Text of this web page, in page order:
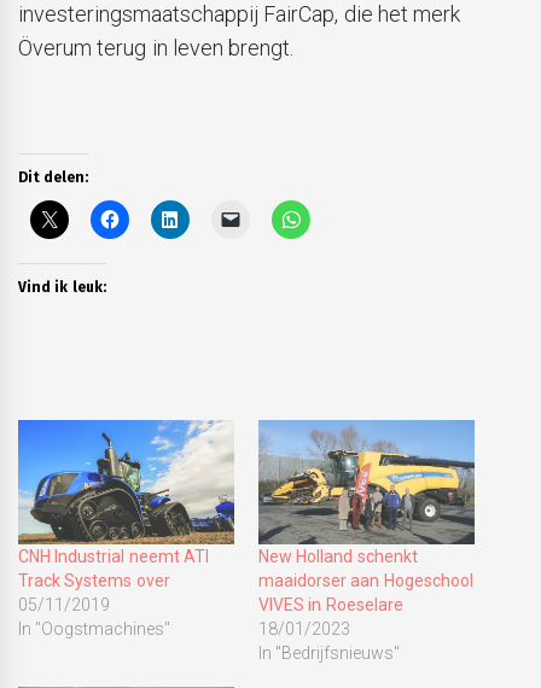
investeringsmaatschappij FairCap, die het merk
Överum terug in leven brengt.
Dit delen:
Vind ik leuk:
CNH Industrial neemt ATI
Track Systems over
05/11/2019
In "Oogstmachines"
New Holland schenkt
maaidorser aan Hogeschool
VIVES in Roeselare
18/01/2023
In "Bedrijfsnieuws"